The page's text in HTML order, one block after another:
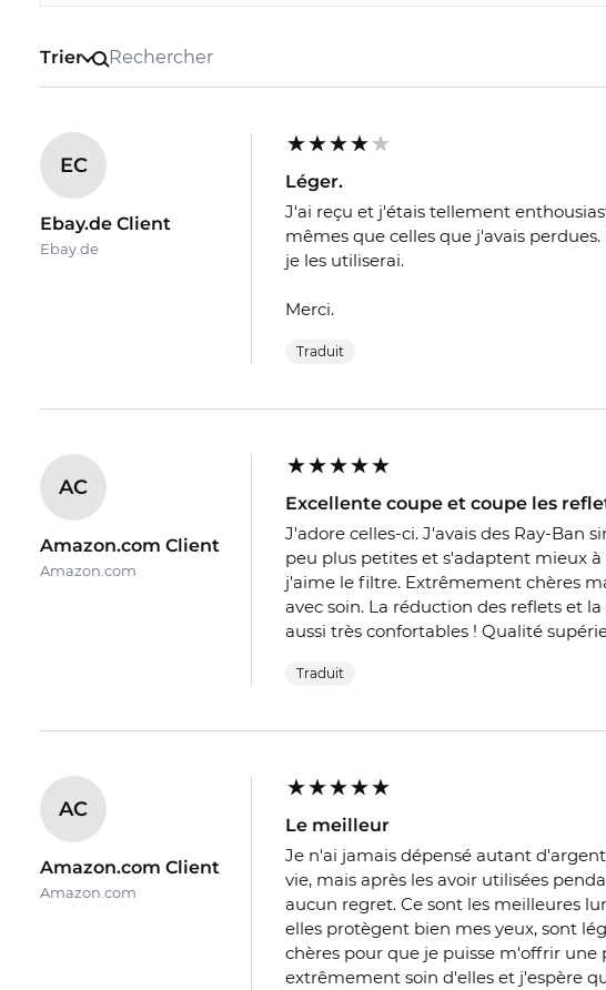
Trier
EC
Ebay.de Client
Ebay.de
Léger.
J'ai reçu et j'étais tellement
mêmes que celles que j'avais
je les utiliserai.
Merci.
Traduit
AC
Amazon.com Client
Amazon.com
Excellente coupe et coupe les
J'adore celles-ci. J'avais des Ray-Ban
peu plus petites et s'adaptent mieux
j'aime le filtre. Extrêmement chères
avec soin. La réduction des reflets et
aussi très confortables ! Qualité
Traduit
AC
Amazon.com Client
Amazon.com
Le meilleur
Je n'ai jamais dépensé autant
vie, mais après les avoir utilisées
aucun regret. Ce sont les meilleures
elles protègent bien mes yeux, sont
chères pour que je puisse m'offrir une
extrêmement soin d'elles et j'espère